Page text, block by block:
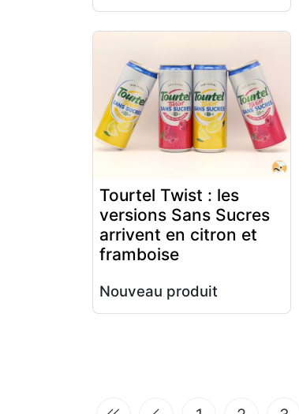
Tourtel Twist : les
versions Sans Sucres
arrivent en citron et
framboise
Nouveau produit